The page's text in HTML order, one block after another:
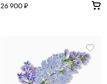
26 900 ₽